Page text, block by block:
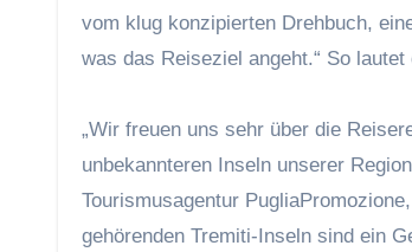
vom klug konzipierten Drehbuch,
was das Reiseziel angeht.“ So
„Wir freuen uns sehr über die
unbekannteren Inseln unserer
Tourismusagentur
gehörenden Tremiti-Inseln sind ein